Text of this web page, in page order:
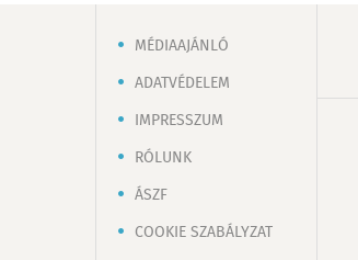
MÉDIAAJÁNLÓ
ADATVÉDELEM
IMPRESSZUM
RÓLUNK
ÁSZF
COOKIE SZABÁLYZAT